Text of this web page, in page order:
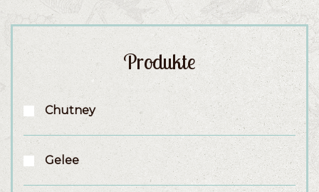
Produkte
Chutney
Gelee